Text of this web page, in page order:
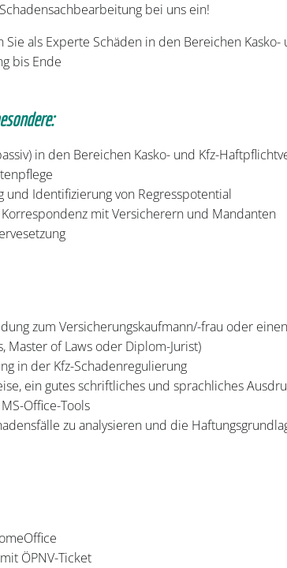
bei uns ein!
als Experte Schäden in den Bereichen Kasko-
bis Ende
in den Bereichen Kasko- und Kfz-
und Identifizierung von Regresspotential
mit Versicherern und Mandanten
zum Versicherungskaufmann/-frau oder
Master of Laws oder Diplom-Jurist)
in der Kfz-Schadenregulierung
ein gutes schriftliches und sprachliches
Office-Tools
zu analysieren und die
ÖPNV-Ticket